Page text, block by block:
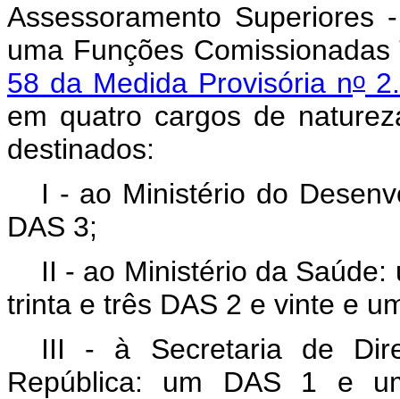
Assessoramento
uma Funções
58 da Medida Provisória no
em quatro cargos de
destinados:
I - ao Ministério do
DAS 3;
II - ao Ministério da
trinta e três DAS 2 e vinte e
III - à Secretaria de
República: um DAS 1 e